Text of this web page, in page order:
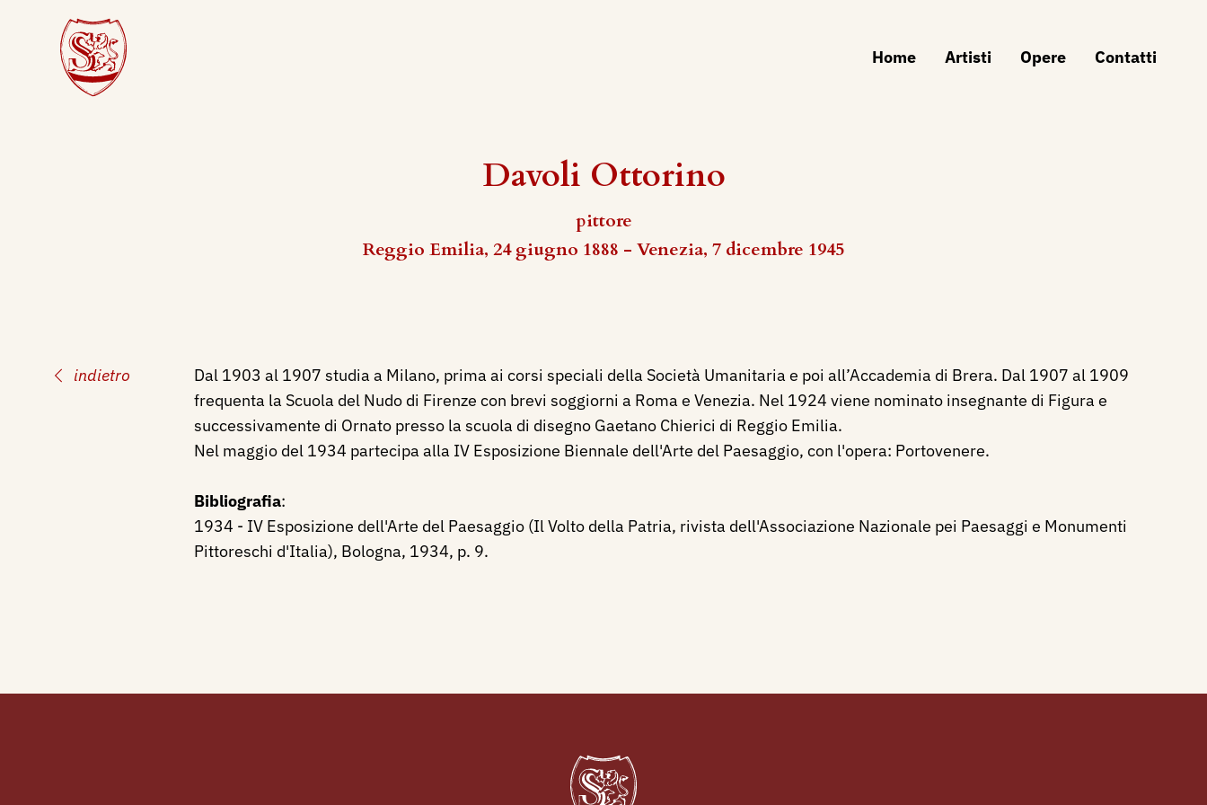
Home Artisti Opere Contatti
Davoli Ottorino
pittore
Reggio Emilia, 24 giugno 1888 - Venezia, 7 dicembre 1945
indietro
Dal 1903 al 1907 studia a Milano, prima ai corsi speciali della Società Umanitaria e poi all’Accademia di Brera. Dal 1907 al 1909
frequenta la Scuola del Nudo di Firenze con brevi soggiorni a Roma e Venezia. Nel 1924 viene nominato insegnante di Figura e
successivamente di Ornato presso la scuola di disegno Gaetano Chierici di Reggio Emilia.
Nel maggio del 1934 partecipa alla IV Esposizione Biennale dell'Arte del Paesaggio, con l'opera: Portovenere.
Bibliografia:
1934 - IV Esposizione dell'Arte del Paesaggio (Il Volto della Patria, rivista dell'Associazione Nazionale pei Paesaggi e Monumenti
Pittoreschi d'Italia), Bologna, 1934, p. 9.